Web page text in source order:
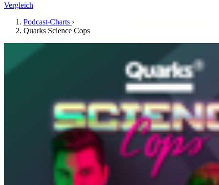
Vergleich
Podcast-Charts ›
Quarks Science Cops